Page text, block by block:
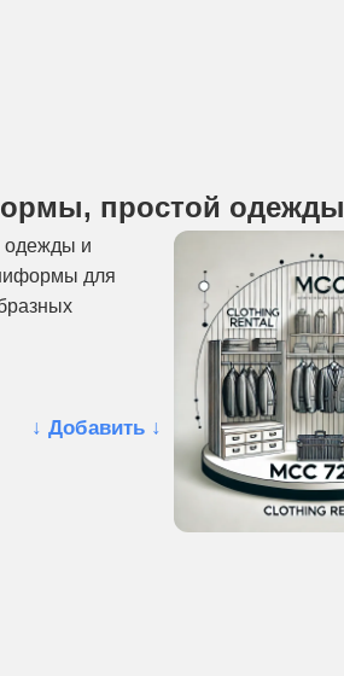
простой одежды
одежды и
для
↓ Добавить ↓